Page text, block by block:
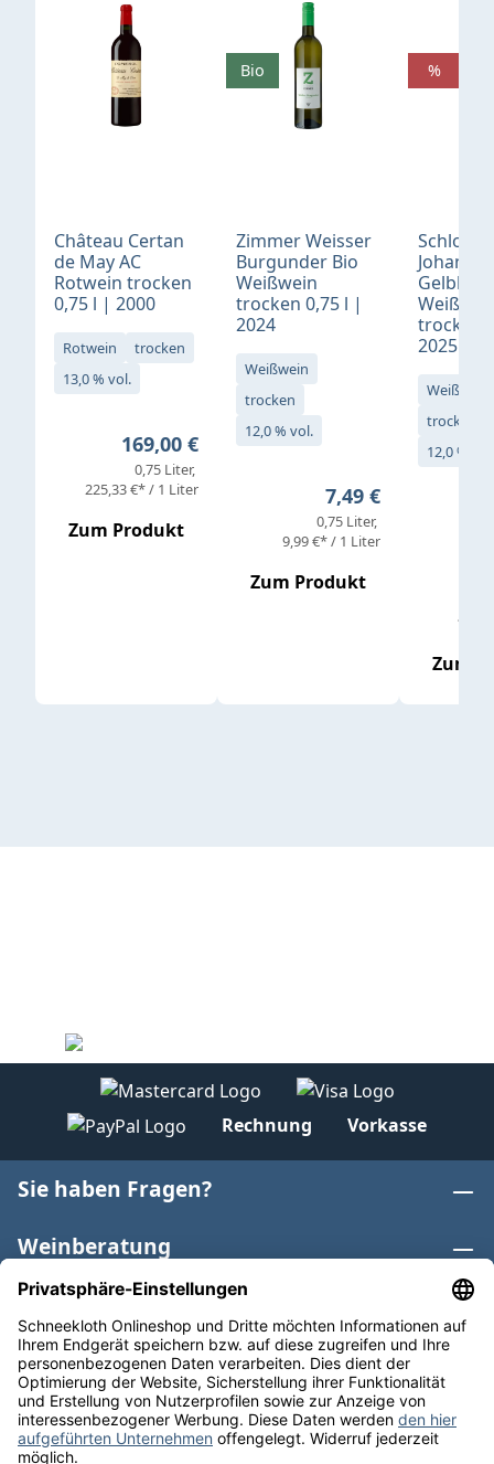
Château Certan
de May AC
Rotwein trocken
0,75 l | 2000
Rotwein
trocken
13,0 % vol.
Regulärer Preis:
169,00 €
0,75 Liter
225,33 €* / 1 Liter
Zum Produkt
Zimmer Weisser
Burgunder Bio
Weißwein
trocken 0,75 l |
2024
Weißwein
trocken
12,0 % vol.
Regulärer Preis:
7,49 €
0,75 Liter
9,99 €* / 1 Liter
Zum Produkt
Bio
Schloß
Gelblack
trocken
2025
Weißwein
trocken
12,0 % vol.
Zum
%
Rechnung Vorkasse
Sie haben Fragen?
Weinberatung
Informationen
Weinkategorien
Internationaler Wein